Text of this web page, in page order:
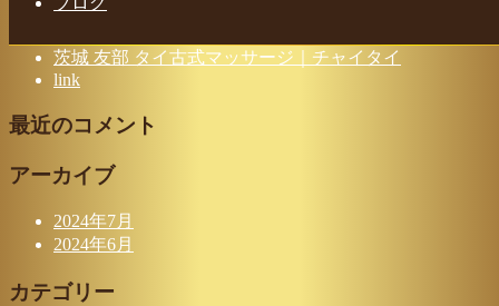
最近の投稿
茨城 友部 タイ古式マッサージ｜チャイタイ
link
最近のコメント
アーカイブ
2024年7月
2024年6月
カテゴリー